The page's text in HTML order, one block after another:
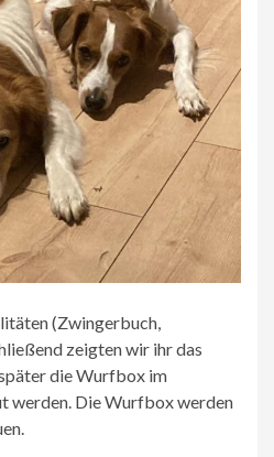
(Zwingerbuch,
zeigten wir ihr das
die Wurfbox im
werden. Die Wurfbox werden